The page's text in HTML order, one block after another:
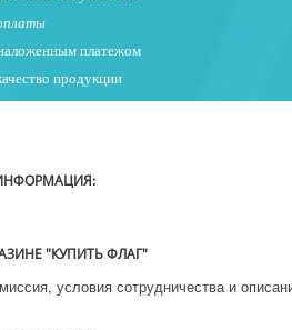
платежом
продукции
"КУПИТЬ ФЛАГ"
условия сотрудничества и